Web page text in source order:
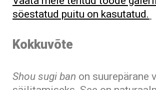
söestatud puitu on kasutatud.
Kokkuvõte
Shou sugi ban on suurepärane